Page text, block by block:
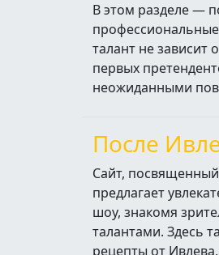
В этом разделе —
талант не
первых
неожиданными
После
Сайт,
предлагает
шоу, знакомя
талантами. Здесь
рецепты от